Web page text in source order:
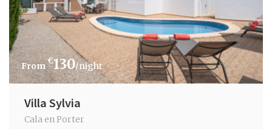
€130/night
Villa Sylvia
Cala en Porter